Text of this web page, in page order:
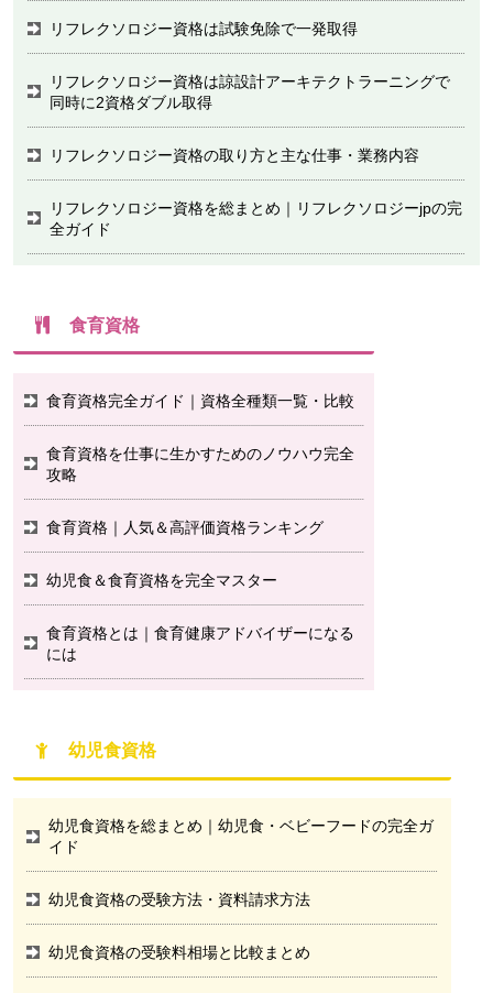
リフレクソロジー資格は試験免除で一発取得
リフレクソロジー資格は諒設計アーキテクトラーニングで
同時に2資格ダブル取得
リフレクソロジー資格の取り方と主な仕事・業務内容
リフレクソロジー資格を総まとめ｜リフレクソロジーjpの完
全ガイド
食育資格
食育資格完全ガイド｜資格全種類一覧・比較
食育資格を仕事に生かすためのノウハウ完全
攻略
食育資格｜人気＆高評価資格ランキング
幼児食＆食育資格を完全マスター
食育資格とは｜食育健康アドバイザーになる
には
幼児食資格
幼児食資格を総まとめ｜幼児食・ベビーフードの完全ガ
イド
幼児食資格の受験方法・資料請求方法
幼児食資格の受験料相場と比較まとめ